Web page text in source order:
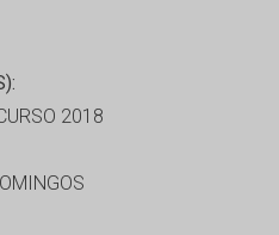
2018